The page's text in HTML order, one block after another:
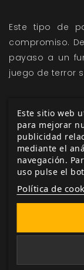
Este tipo de
compromiso.
payaso a un
juego de terror
límites de la
esa retorcida
eso abre la
sientan
de la partida.
impotencia
tarjeta X) para
Este sitio web
para mejorar
publicidad
mediante el
navegación.
uso pulse el
Política de